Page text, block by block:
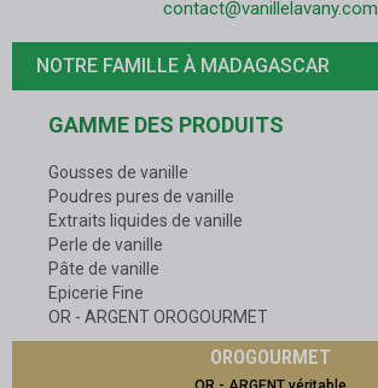
contact@vanillelavany.com
NOTRE FAMILLE À MADAGASCAR
GAMME DES PRODUITS
Gousses de vanille
Poudres pures de vanille
Extraits liquides de vanille
Perle de vanille
Pâte de vanille
Epicerie Fine
OR - ARGENT OROGOURMET
OROGOURMET